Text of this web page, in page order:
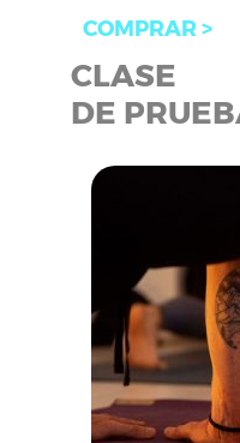
COMPRAR >
CLASE
DE